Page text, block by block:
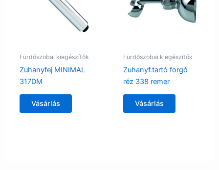
Fürdőszobai kiegészítők
Zuhanyfej MINIMAL
317DM
Vásárlás
Fürdőszobai kiegészítők
Zuhanyf.tartó forgó
réz 338 remer
Vásárlás